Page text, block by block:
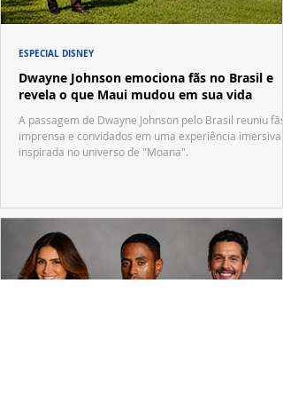
Dwayne Johnson emociona fãs no Brasil e
revela o que Maui mudou em sua vida
A passagem de Dwayne Johnson pelo Brasil reuniu fãs,
imprensa e convidados em uma experiência imersiva
inspirada no universo de "Moana".
ESPECIAL DISNEY